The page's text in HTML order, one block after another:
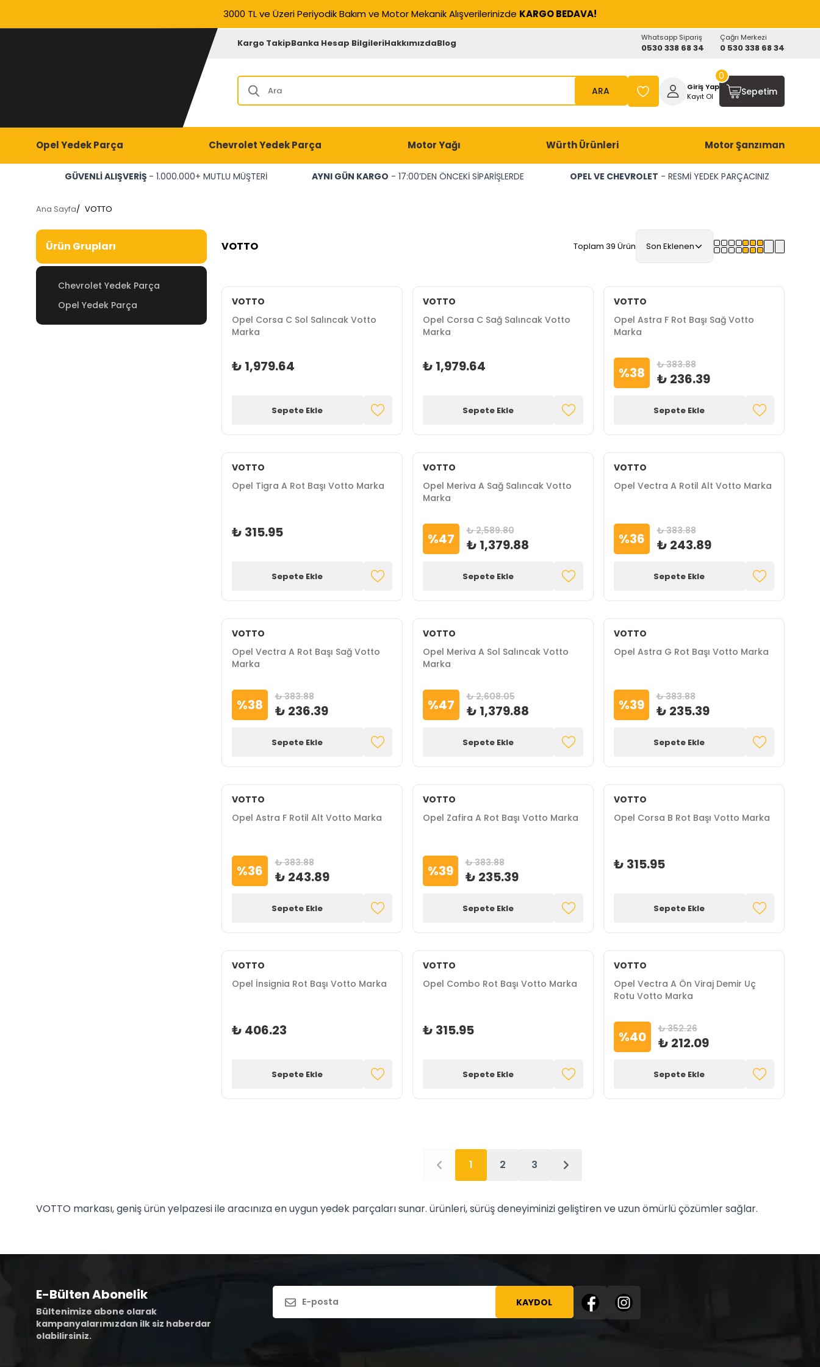
3000 TL ve Üzeri Periyodik Bakım ve Motor Mekanik Alışverilerinizde KARGO BEDAVA!
Kargo TakipBanka Hesap BilgileriHakkımızdaBlog Whatsapp Sipariş
0530 338 68 34
Çağrı Merkezi
0 530 338 68 34
ARA
Giriş Yap
Kayıt Ol
Sepetim
0
Opel Yedek Parça Chevrolet Yedek Parça Motor Yağı Würth Ürünleri Motor Şanzıman
GÜVENLİ ALIŞVERİŞ - 1.000.000+ MUTLU MÜŞTERİ AYNI GÜN KARGO - 17:00’DEN ÖNCEKİ SİPARİŞLERDE OPEL VE CHEVROLET - RESMİ YEDEK PARÇACINIZ
Ana Sayfa/ VOTTO
Ürün Grupları
Chevrolet Yedek Parça
Opel Yedek Parça
VOTTO Toplam 39 Ürün Son Eklenen
VOTTO
Opel Corsa C Sol Salıncak Votto
Marka
₺ 1,979.64
Sepete Ekle
VOTTO
Opel Corsa C Sağ Salıncak Votto
Marka
₺ 1,979.64
Sepete Ekle
VOTTO
Opel Astra F Rot Başı Sağ Votto
Marka
%38 ₺ 383.88
₺ 236.39
Sepete Ekle
VOTTO
Opel Tigra A Rot Başı Votto Marka
₺ 315.95
Sepete Ekle
VOTTO
Opel Meriva A Sağ Salıncak Votto
Marka
%47 ₺ 2,589.80
₺ 1,379.88
Sepete Ekle
VOTTO
Opel Vectra A Rotil Alt Votto Marka
%36 ₺ 383.88
₺ 243.89
Sepete Ekle
VOTTO
Opel Vectra A Rot Başı Sağ Votto
Marka
%38 ₺ 383.88
₺ 236.39
Sepete Ekle
VOTTO
Opel Meriva A Sol Salıncak Votto
Marka
%47 ₺ 2,608.05
₺ 1,379.88
Sepete Ekle
VOTTO
Opel Astra G Rot Başı Votto Marka
%39 ₺ 383.88
₺ 235.39
Sepete Ekle
VOTTO
Opel Astra F Rotil Alt Votto Marka
%36 ₺ 383.88
₺ 243.89
Sepete Ekle
VOTTO
Opel Zafira A Rot Başı Votto Marka
%39 ₺ 383.88
₺ 235.39
Sepete Ekle
VOTTO
Opel Corsa B Rot Başı Votto Marka
₺ 315.95
Sepete Ekle
VOTTO
Opel İnsignia Rot Başı Votto Marka
₺ 406.23
Sepete Ekle
VOTTO
Opel Combo Rot Başı Votto Marka
₺ 315.95
Sepete Ekle
VOTTO
Opel Vectra A Ön Viraj Demir Uç
Rotu Votto Marka
%40 ₺ 352.26
₺ 212.09
Sepete Ekle
1 2 3
VOTTO markası, geniş ürün yelpazesi ile aracınıza en uygun yedek parçaları sunar. ürünleri, sürüş deneyiminizi geliştiren ve uzun ömürlü çözümler sağlar.
E-Bülten Abonelik
Bültenimize abone olarak
kampanyalarımızdan ilk siz haberdar
olabilirsiniz.
KAYDOL